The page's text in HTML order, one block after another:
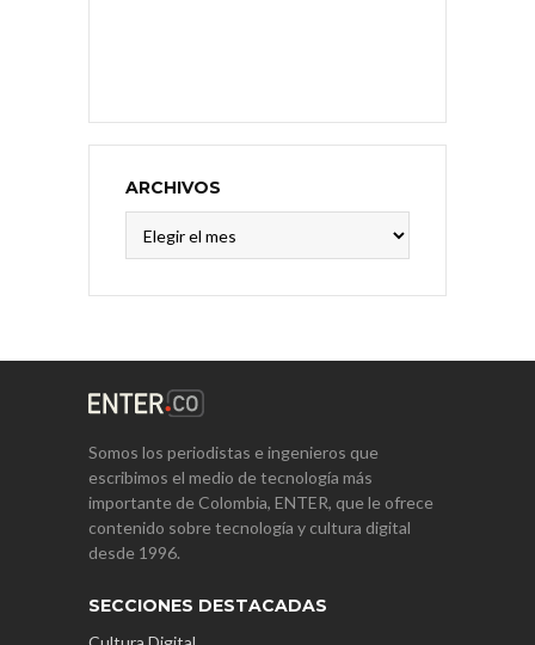
ARCHIVOS
Somos los periodistas e ingenieros que
escribimos el medio de tecnología más
importante de Colombia, ENTER, que le ofrece
contenido sobre tecnología y cultura digital
desde 1996.
SECCIONES DESTACADAS